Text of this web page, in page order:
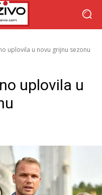
uplovila u novu grijnu sezonu
uplovila u